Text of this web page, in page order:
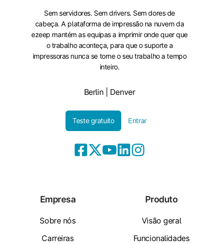
Sem servidores. Sem drivers. Sem dores de
cabeça. A plataforma de impressão na nuvem da
ezeep mantém as equipas a imprimir onde quer que
o trabalho aconteça, para que o suporte a
impressoras nunca se torne o seu trabalho a tempo
inteiro.
Berlin | Denver
Teste gratuito Entrar
Empresa
Sobre nós
Carreiras
Produto
Visão geral
Funcionalidades